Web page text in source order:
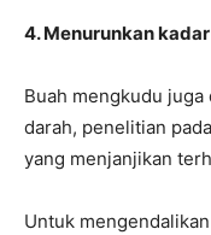
4. Menurunkan
Buah mengkudu
darah, penelitian
yang menjanjikan
Untuk